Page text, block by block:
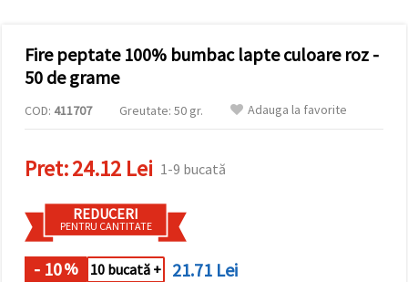
site!" Sau să
vă indicați
preferințele
selectând
făcând clic
pe butonul
Аcceptati
toate!
Fire peptate 100% bumbac lapte culoare roz -
50 de grame
COD: 411707 Greutate: 50 gr. Adauga la favorite
Pret:24.12 Lei 1-9 bucată
REDUCERI
PENTRU CANTITATE
- 10% 10 bucată + 21.71 Lei